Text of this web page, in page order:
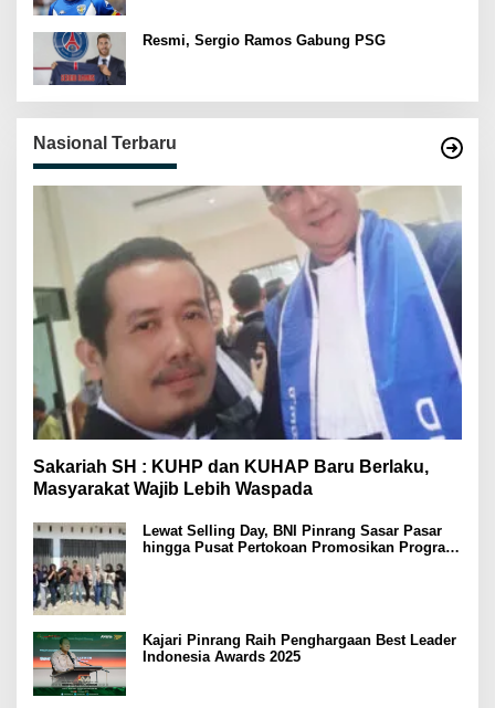
Resmi, Sergio Ramos Gabung PSG
Nasional Terbaru
Sakariah SH : KUHP dan KUHAP Baru Berlaku,
Masyarakat Wajib Lebih Waspada
Lewat Selling Day, BNI Pinrang Sasar Pasar
hingga Pusat Pertokoan Promosikan Program
Kajari Pinrang Raih Penghargaan Best Leader
Indonesia Awards 2025